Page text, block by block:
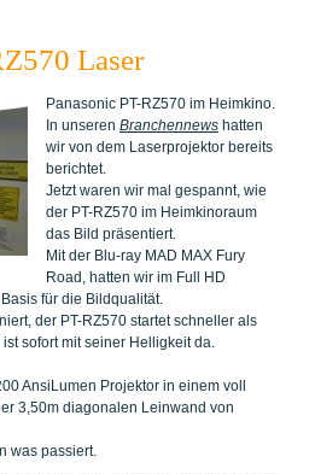
Laser
Panasonic PT-RZ570 im Heimkino.
In unseren Branchennews hatten
wir von dem Laserprojektor bereits
berichtet.
Jetzt waren wir mal gespannt, wie
der PT-RZ570 im Heimkinoraum
das Bild präsentiert.
Mit der Blu-ray MAD MAX Fury
Road, hatten wir im Full HD
für die Bildqualität.
der PT-RZ570 startet schneller als
sofort mit seiner Helligkeit da.
AnsiLumen Projektor in einem voll
3,50m diagonalen Leinwand von
was passiert.